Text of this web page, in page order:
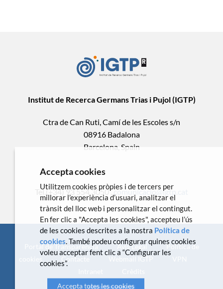
Institut de Recerca Germans Trias i Pujol (IGTP)
Ctra de Can Ruti, Camí de les Escoles s/n
08916 Badalona
Barcelona, Spain
Tel.(+34) 93 554 3050 .comunicacio@igtp.cat
Portal de Transparència Avís Legal
Política de
Contacte Webmail IGTP
Accepta cookies
Utilitzem cookies pròpies i de tercers per
millorar l’experiència d’usuari, analitzar el
trànsit del lloc web i personalitzar el contingut.
En fer clic a "Accepta les cookies", accepteu l’ús
de les cookies descrites a la nostra Política de
cookies. També podeu configurar quines cookies
voleu acceptar fent clic a “Configurar les
cookies”.
Accepta totes les cookies